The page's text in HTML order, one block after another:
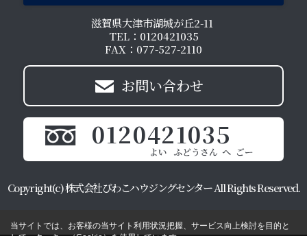
滋賀県大津市湖城が丘2-11
TEL：0120421035
FAX：077-527-2110
お問い合わせ
0120421035
Copyright(c) 株式会社びわこハウジングセンター All Rights Reserved.
当サイトでは、お客様の当サイト利用状況把握、サービス向上検討を目的と